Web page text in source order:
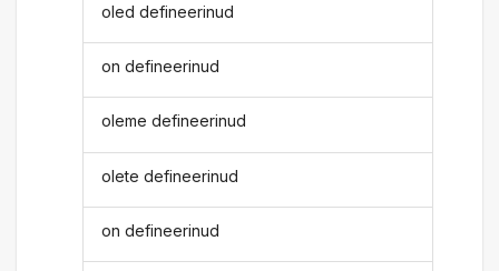
oled defineerinud
on defineerinud
oleme defineerinud
olete defineerinud
on defineerinud